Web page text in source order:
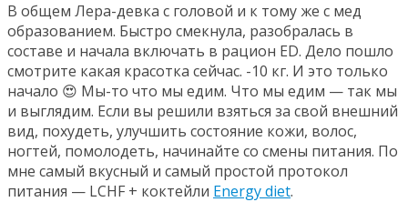
В общем Лера-девка с головой и к тому же с мед
образованием. Быстро смекнула, разобралась в
составе и начала включать в рацион ED. Дело пошло
смотрите какая красотка сейчас. -10 кг. И это только
начало 😍 Мы-то что мы едим. Что мы едим — так мы
и выглядим. Если вы решили взяться за свой внешний
вид, похудеть, улучшить состояние кожи, волос,
ногтей, помолодеть, начинайте со смены питания. По
мне самый вкусный и самый простой протокол
питания — LCHF + коктейли Energy diet.